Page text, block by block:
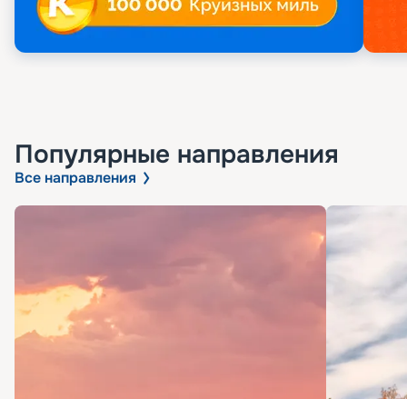
Популярные направления
Все направления